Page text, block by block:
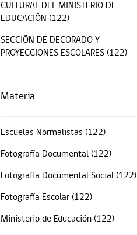
CULTURAL DEL MINISTERIO DE
EDUCACIÓN (122)
SECCIÓN DE DECORADO Y
PROYECCIONES ESCOLARES (122)
Materia
Escuelas Normalistas (122)
Fotografía Documental (122)
Fotografía Documental Social (122)
Fotografía Escolar (122)
Ministerio de Educación (122)